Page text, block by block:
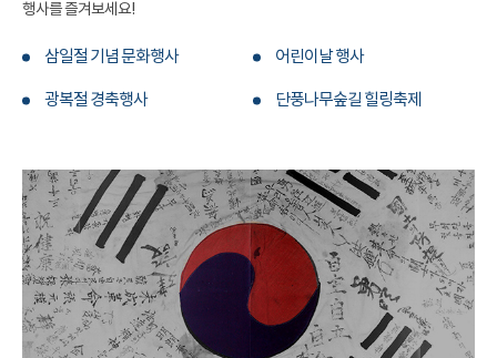
행사를 즐겨보세요!
삼일절 기념 문화행사 어린이날 행사
광복절 경축행사 단풍나무숲길 힐링축제